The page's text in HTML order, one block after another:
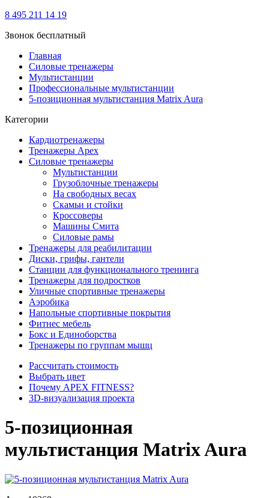
8 495 211 14 19
Звонок бесплатный
Главная
Силовые тренажеры
Мультистанции
Профессиональные мультистанции
5-позиционная мультистанция Matrix Aura
Категории
Кардиотренажеры
Тренажеры Apex
Силовые тренажеры
Мультистанции
Грузоблочные тренажеры
На свободных весах
Скамьи и стойки
Кроссоверы
Машины Смита
Силовые рамы
Тренажеры для реабилитации
Диски, грифы, гантели
Станции для функционального тренинга
Тренажеры для подростков
Уличные спортивные тренажеры
Аэробика
Напольные спортивные покрытия
Фитнес мебель
Бокс и Единоборства
Тренажеры по группам мышц
Рассчитать стоимость
Выбрать цвет
Почему APEX FITNESS?
3D-визуализация проекта
5-позиционная
мультистанция Matrix Aura